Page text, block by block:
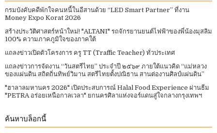
กรมบังคับคดีพักใจคนหนี้ในอีสานด้วย “LED Smart Partner” ที่งาน
Money Expo Korat 2026
สร้างประวัติศาสตร์หน้าใหม่! "ALTANI" รถจักรยานยนต์ไฟฟ้าของพี่น้องมุสลิม
100% ความภาคภูมิใจของภาคใต้
แถลงข่าวเปิดตัวโครงการ ครู TT (Traffic Teacher) ทั่วประเทศ​
แถลงข่าวการจัดงาน “วันสตรีไทย” ประจําปี ๒๕๖๙ ภายใต้แนวคิด “แม่หลวง
ของแผ่นดิน สถิตถิ่นทิพย์วิมาน สตรีไทยตั้งปณิธาน สานต่องานศิลป์แผ่นดิน”
"ฮาลาลมหานคร 2026" เปิดประสบการณ์ Halal Food Experience ผ่านธีม
"PETRA อร่อยเหนือกาลเวลา" ยกนครศิลาแห่งจอร์แดนสู่ใจกลางกรุงเทพฯ
ค้นหาบล็อกนี้